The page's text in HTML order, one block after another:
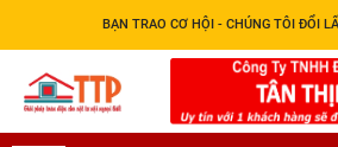
BẠN TRAO CƠ HỘI - CHÚNG TÔI ĐỔI